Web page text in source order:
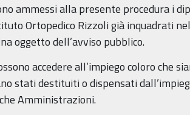
ammessi alla presente procedura i
Ortopedico Rizzoli già inquadrati
oggetto dell’avviso pubblico.
accedere all’impiego coloro che
stati destituiti o dispensati
Amministrazioni.